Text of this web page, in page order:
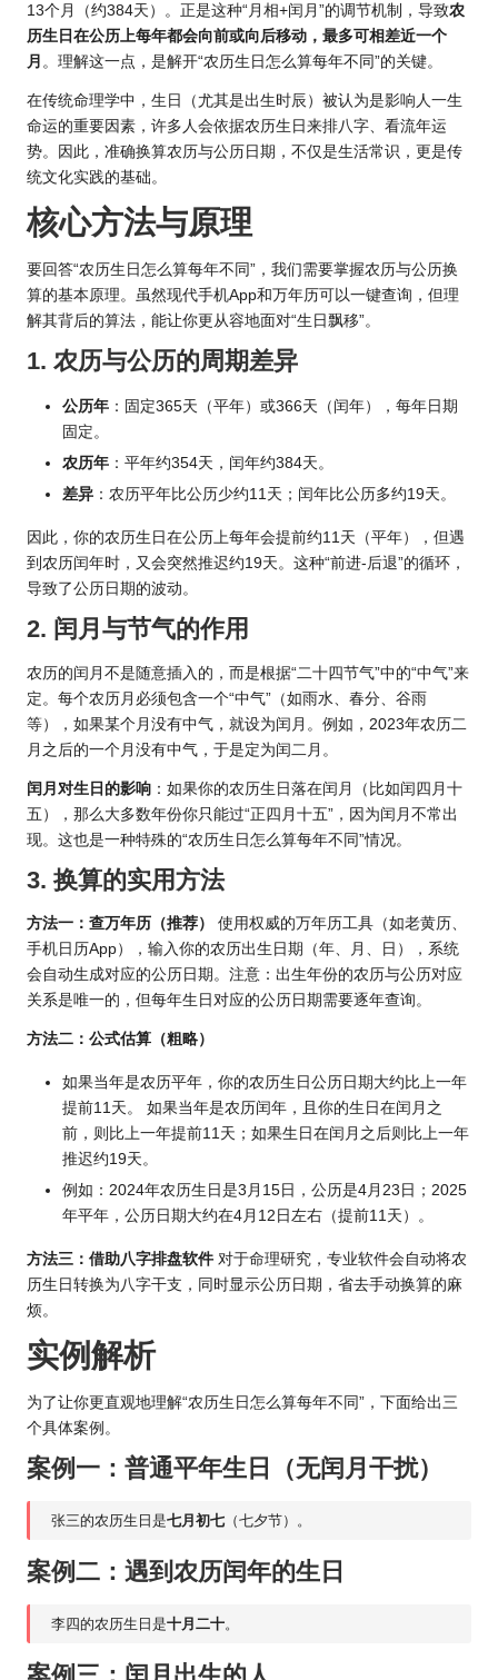
13个月（约384天）。正是这种“月相+闰月”的调节机制，导致农
历生日在公历上每年都会向前或向后移动，最多可相差近一个
月 。理解这一点，是解开“农历生日怎么算每年不同”的关键。
在传统命理学中，生日（尤其是出生时辰）被认为是影响人一生
命运的重要因素，许多人会依据农历生日来排八字、看流年运
势。因此，准确换算农历与公历日期，不仅是生活常识，更是传
统文化实践的基础。
核心方法与原理
要回答“农历生日怎么算每年不同”，我们需要掌握农历与公历换
算的基本原理。虽然现代手机App和万年历可以一键查询，但理
解其背后的算法，能让你更从容地面对“生日飘移”。
1. 农历与公历的周期差异
公历年 ：固定365天（平年）或366天（闰年），每年日期
固定。
农历年 ：平年约354天，闰年约384天。
差异 ：农历平年比公历少约11天；闰年比公历多约19天。
因此， 你的农历生日 在公历上每年会提前约11天（平年），但遇
到农历闰年时，又会突然推迟约19天。这种“前进-后退”的循环，
导致了公历日期的波动。
2. 闰月与节气的作用
农历的闰月不是随意插入的，而是根据“二十四节气”中的“中气”来
定。每个农历月必须包含一个“中气”（如雨水、春分、谷雨
等），如果某个月没有中气，就设为闰月。例如，2023年农历二
月之后的一个月没有中气，于是定为闰二月。
闰月对生日的影响 ：如果你的农历生日落在闰月（比如闰四月十
五），那么大多数年份你只能过“正四月十五”，因为闰月不常出
现。这也是一种特殊的“农历生日怎么算每年不同”情况。
3. 换算的实用方法
方法一：查万年历（推荐） 使用权威的万年历工具（如老黄历
手机日历App），输入你的农历出生日期（年、月、日），系统
会自动生成对应的公历日期。注意：出生年份的农历与公历对应
关系是唯一的，但每年生日对应的公历日期需要逐年查询。
方法二：公式估算（粗略）
如果当年是农历平年，你的农历生日公历日期大约比上一年
提前11天。 如果当年是农历闰年，且你的生日在闰月之
前，则比上一年提前11天；如果生日在闰月之后则比上一年
推迟约19天。
例如：2024年农历生日是3月15日，公历是4月23日；2025
年平年，公历日期大约在4月12日左右（提前11天）。
方法三：借助八字排盘软件 对于命理研究，专业软件会自动将农
历生日转换为八字干支，同时显示公历日期，省去手动换算的麻
烦。
实例解析
为了让你更直观地理解“农历生日怎么算每年不同”，下面给出三
个具体案例。
案例一：普通平年生日（无闰月干扰）
张三的农历生日是七月初七 （七夕节）。
案例二：遇到农历闰年的生日
李四的农历生日是十月二十。